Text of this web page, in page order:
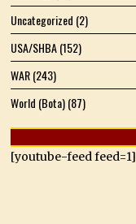
Uncategorized (2)
USA/SHBA(152)
WAR(243)
World (Bota)(87)
[youtube-feed feed=1]